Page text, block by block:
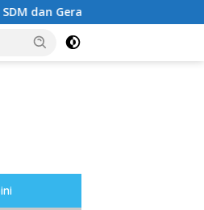
Ekonomi Magetan